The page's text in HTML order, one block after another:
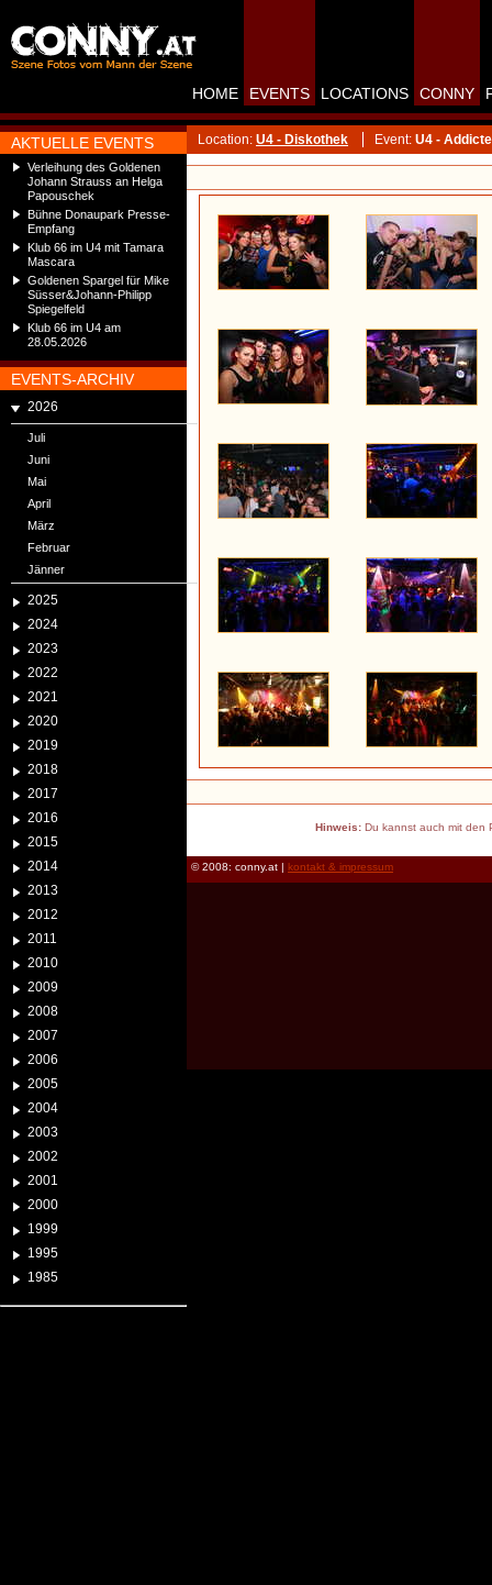
AKTUELLE EVENTS
Verleihung des Goldenen
Johann Strauss an Helga
Papouschek
Bühne Donaupark Presse-
Empfang
Klub 66 im U4 mit Tamara
Mascara
Goldenen Spargel für Mike
Süsser&Johann-Philipp
Spiegelfeld
Klub 66 im U4 am
28.05.2026
EVENTS-ARCHIV
2026
Juli
Juni
Mai
April
März
Februar
Jänner
2025
2024
2023
2022
2021
2020
2019
2018
2017
2016
2015
2014
2013
2012
2011
2010
2009
2008
2007
2006
2005
2004
2003
2002
2001
2000
1999
1995
1985
HOME EVENTS LOCATIONS CONNY
Location: U4 - Diskothek Event: U4 -
Hinweis:Du kannst auch mit den
© 2008: conny.at | kontakt & impressum